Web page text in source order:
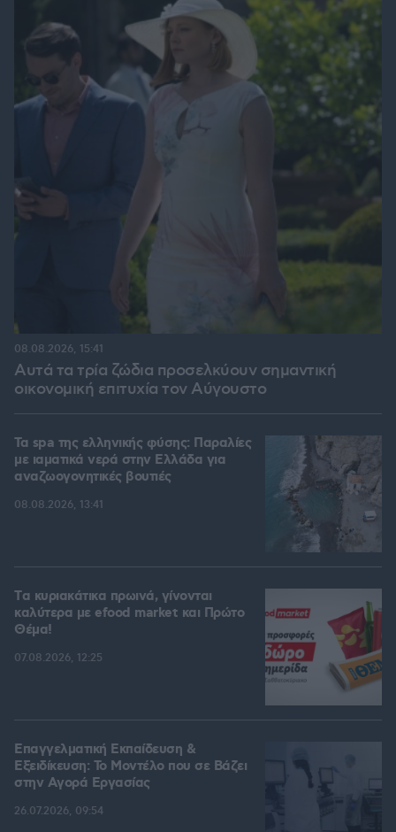
Αυτά τα τρία ζώδια προσελκύουν σημαντική
οικονομική επιτυχία τον Αύγουστο
08.08.2026, 15:41
Τα spa της ελληνικής φύσης: Παραλίες
με ιαματικά νερά στην Ελλάδα για
αναζωογονητικές βουτιές
08.08.2026, 13:41
Tα κυριακάτικα πρωινά, γίνονται
καλύτερα με efood market και Πρώτο
Θέμα!
07.08.2026, 12:25
Επαγγελματική Εκπαίδευση &
Εξειδίκευση: Το Mοντέλο που σε Bάζει
στην Aγορά Eργασίας
26.07.2026, 09:54